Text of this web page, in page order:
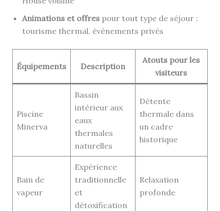
Animations et offrespour tout type de séjour :
tourisme thermal, événements privés
Équipements Description
Atouts pour les
visiteurs
Piscine
Minerva
Bassin
intérieur aux
eaux
thermales
naturelles
Détente
thermale dans
un cadre
historique
Bain de
vapeur
Expérience
traditionnelle
et
détoxification
Relaxation
profonde